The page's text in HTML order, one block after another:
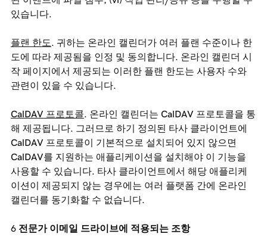
있습니다.
플랜 한도
. 귀하는 온라인 캘린더가 여러 플랜 수준이나 한
도에 따라 제공됨을 인정 및 동의합니다. 온라인 캘린더 시
작 페이지에서 제공되는 이러한 플랜 한도는 사용자 수와
관련이 있을 수 있습니다.
CalDAV 프로토콜 . 온라인 캘린더는 CalDAV 프로토콜을 통
해 제공됩니다. 그러므로 하기 정의된 타사 클라이언트에
CalDAV 프로토콜이 기본적으로 설치되어 있지 않으면
CalDAV를 지원하는 애플리케이션을 설치해야 이 기능을
사용할 수 있습니다. 타사 클라이언트에서 해당 애플리케
이션이 제공되지 않는 경우에는 여러 플랫폼 간에 온라인
캘린더를 동기화할 수 없습니다.
전문가 이메일 드라이브에 적용되는 조항